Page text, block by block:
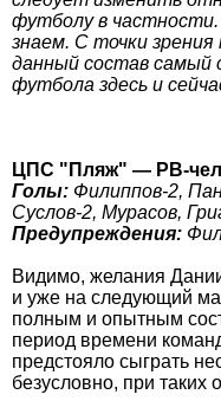
футболу в
знаем. С точки
данный состав самый
футбола здесь и
ЦПС "Пляж" — РВ-
Голы: Филиппов-2,
Суслов-2, Мурасов,
Предупреждения:
Видимо, желания
и уже на следующий
полным и опытным
период времени
предстояло сыграть
безусловно, при таких